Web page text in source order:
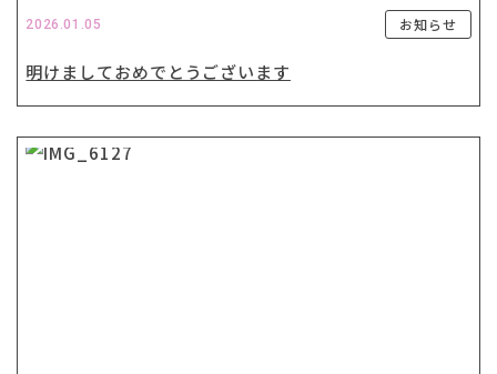
2026.01.05 お知らせ
明けましておめでとうございます